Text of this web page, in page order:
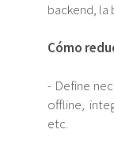
backend, la
Cómo
- Define
offline,
etc.